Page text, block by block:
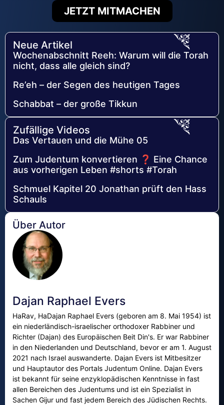
JETZT MITMACHEN
Neue Artikel
Wochenabschnitt Reeh: Warum will die Torah
nicht, dass alle gleich sind?
Re’eh – der Segen des heutigen Tages
Schabbat – der große Tikkun
Zufällige Videos
Das Vertauen und die Mühe 05
Zum Judentum konvertieren ❓ Eine Chance
aus vorherigen Leben #shorts #Torah
Schmuel Kapitel 20 Jonathan prüft den Hass
Schauls
Über Autor
Dajan Raphael Evers
HaRav, HaDajan Raphael Evers (geboren am 8. Mai 1954) ist
ein niederländisch-israelischer orthodoxer Rabbiner und
Richter (Dajan) des Europäischen Beit Din's. Er war Rabbiner
in den Niederlanden und Deutschland, bevor er am 1. August
2021 nach Israel auswanderte. Dajan Evers ist Mitbesitzer
und Hauptautor des Portals Judentum Online. Dajan Evers
ist bekannt für seine enzyklopädischen Kenntnisse in fast
allen Bereichen des Judentums und ist ein Spezialist in
Sachen Gijur und fast jedem Bereich des Jüdischen Rechts.